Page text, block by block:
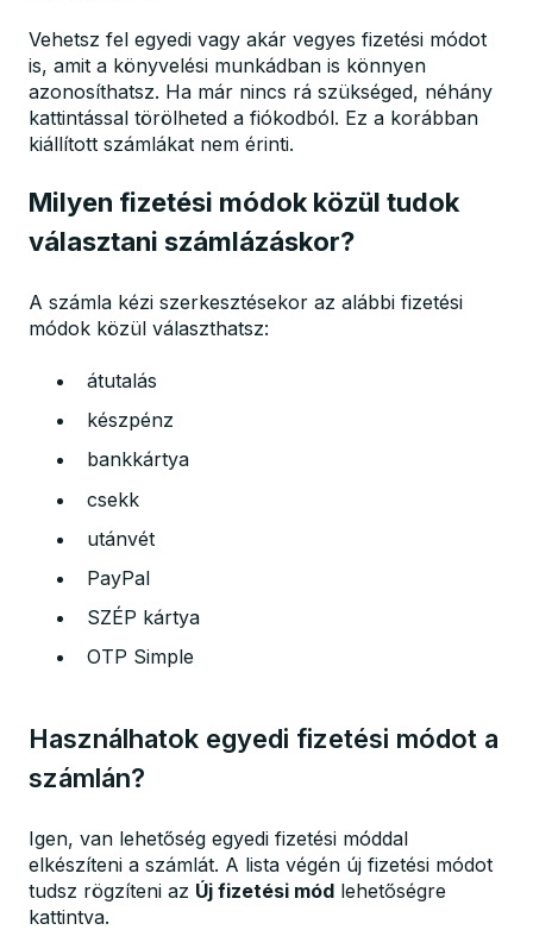
Vehetsz fel egyedi vagy akár vegyes fizetési módot
is, amit a könyvelési munkádban is könnyen
azonosíthatsz. Ha már nincs rá szükséged, néhány
kattintással törölheted a fiókodból. Ez a korábban
kiállított számlákat nem érinti.
Milyen fizetési módok közül tudok
választani számlázáskor?
A számla kézi szerkesztésekor az alábbi fizetési
módok közül választhatsz:
átutalás
készpénz
bankkártya
csekk
utánvét
PayPal
SZÉP kártya
OTP Simple
Használhatok egyedi fizetési módot a
számlán?
Igen, van lehetőség egyedi fizetési móddal
elkészíteni a számlát. A lista végén új fizetési módot
tudsz rögzíteni az Új fizetési mód lehetőségre
kattintva.